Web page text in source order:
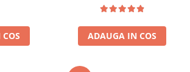
ADAUGA IN COS